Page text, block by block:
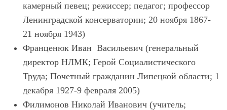
камерный певец; режиссер; педагог; профессор
Ленинградской консерватории; 20 ноября 1867-
21 ноября 1943)
Франценюк Иван Васильевич (генеральный
директор НЛМК; Герой Социалистического
Труда; Почетный гражданин Липецкой области; 1
декабря 1927-9 февраля 2005)
Филимонов Николай Иванович (учитель;